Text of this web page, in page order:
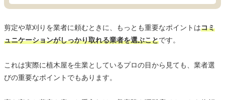
剪定や草刈りを業者に頼むときに、もっとも重要なポイントはコミ
ュニケーションがしっかり取れる業者を選ぶことです。
これは実際に植木屋を生業としているプロの目から見ても、業者選
びの重要なポイントでもあります。